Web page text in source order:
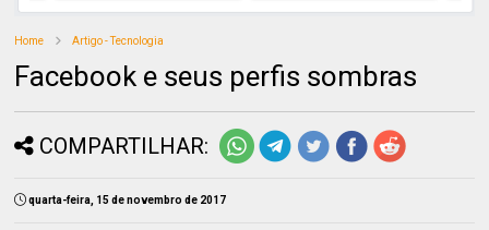
Home Artigo - Tecnologia
Facebook e seus perfis sombras
COMPARTILHAR:
quarta-feira, 15 de novembro de 2017